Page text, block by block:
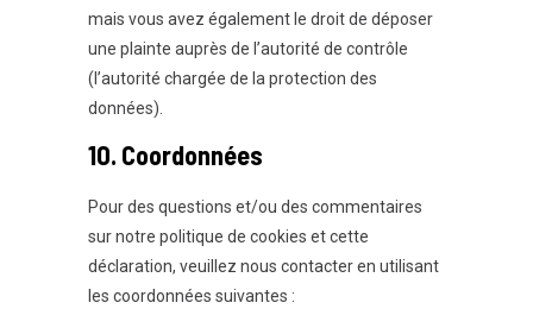
mais vous avez également le droit de déposer
une plainte auprès de l’autorité de contrôle
(l’autorité chargée de la protection des
données).
10. Coordonnées
Pour des questions et/ou des commentaires
sur notre politique de cookies et cette
déclaration, veuillez nous contacter en utilisant
les coordonnées suivantes :